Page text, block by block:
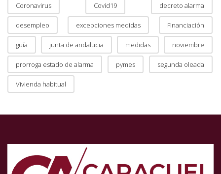
Coronavirus Covid19 decreto alarma
desempleo excepciones medidas Financiación
guía junta de andalucia medidas noviembre
prorroga estado de alarma pymes segunda oleada
Vivienda habitual